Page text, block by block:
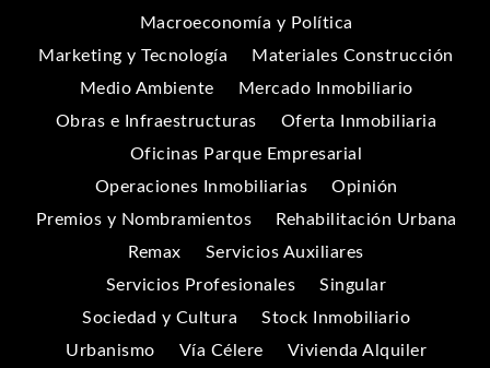
Macroeconomía y Política
Marketing y Tecnología
Materiales Construcción
Medio Ambiente
Mercado Inmobiliario
Obras e Infraestructuras
Oferta Inmobiliaria
Oficinas Parque Empresarial
Operaciones Inmobiliarias
Opinión
Premios y Nombramientos
Rehabilitación Urbana
Remax
Servicios Auxiliares
Servicios Profesionales
Singular
Sociedad y Cultura
Stock Inmobiliario
Urbanismo
Vía Célere Vivienda Alquiler